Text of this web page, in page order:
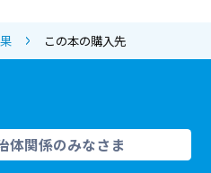
この本の購入先
体関係のみなさま